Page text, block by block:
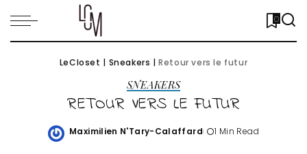
0
LeCloset | Sneakers |Retour vers le futur
SNEAKERS
RETOUR VERS LE FUTUR
Posted
Maximilien N'Tary-Calaffard 1 Min Read